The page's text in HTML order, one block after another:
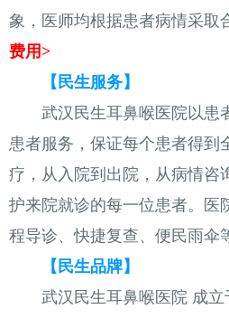
象，医师均根据患者病情采取
费用>
【民生服务】
武汉民生耳鼻喉医院以患
患者服务，保证每个患者得到
疗，从入院到出院，从病情咨
护来院就诊的每一位患者。医
程导诊、快捷复查、便民雨伞
【民生品牌】
武汉民生耳鼻喉医院 成立